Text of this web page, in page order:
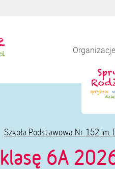
Organizacje
Szkoła Podstawowa Nr 152 im.
klasę 6A